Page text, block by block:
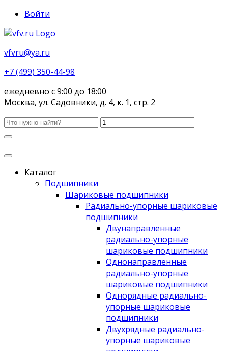
Войти
vfvru@ya.ru
+7 (499) 350-44-98
ежедневно с 9:00 до 18:00
Москва, ул. Садовники, д. 4, к. 1, стр. 2
Каталог
Подшипники
Шариковые подшипники
Радиально-упорные шариковые
подшипники
Двунаправленные
радиально-упорные
шариковые подшипники
Однонаправленные
радиально-упорные
шариковые подшипники
Однорядные радиально-
упорные шариковые
подшипники
Двухрядные радиально-
упорные шариковые